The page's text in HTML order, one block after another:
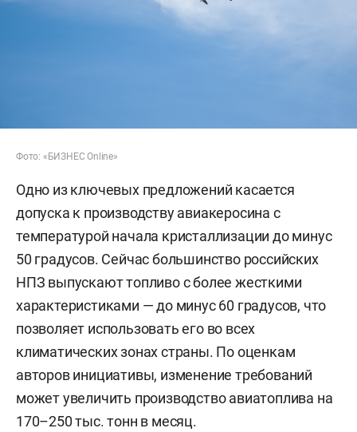
Фото: «БИЗНЕС Online»
Одно из ключевых предложений касается
допуска к производству авиакеросина с
температурой начала кристаллизации до минус
50 градусов. Сейчас большинство российских
НПЗ выпускают топливо с более жесткими
характеристиками — до минус 60 градусов, что
позволяет использовать его во всех
климатических зонах страны. По оценкам
авторов инициативы, изменение требований
может увеличить производство авиатоплива на
170–250 тыс. тонн в месяц.